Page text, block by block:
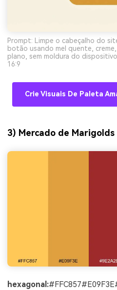
Prompt: Limpe o cabeçalho do
botão usando mel quente,
plano, sem moldura do
16:9
Crie Visuais De Paleta
3) Mercado de Marigolds
hexagonal: